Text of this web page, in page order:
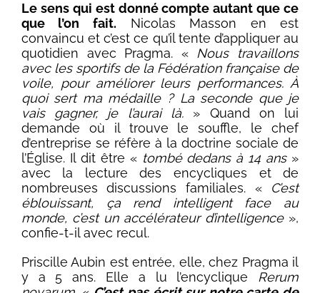
Le sens qui est donné compte autant que ce
que l’on fait. Nicolas Masson en est
convaincu et c’est ce qu’il tente d’appliquer au
quotidien avec Pragma. « Nous travaillons
avec les sportifs de la Fédération française de
voile, pour améliorer leurs performances. À
quoi sert ma médaille ? La seconde que je
vais gagner, je l’aurai là. » Quand on lui
demande où il trouve le souffle, le chef
d’entreprise se réfère à la doctrine sociale de
l’Église. Il dit être « tombé dedans à 14 ans»
avec la lecture des encycliques et de
nombreuses discussions familiales. « C’est
éblouissant, ça rend intelligent face au
monde, c’est un accélérateur d’intelligence»,
confie-t-il avec recul.
Priscille Aubin est entrée, elle, chez Pragma il
y a 5 ans. Elle a lu l’encyclique Rerum